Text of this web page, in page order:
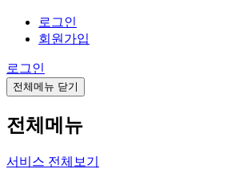
로그인
회원가입
로그인
전체메뉴 닫기
전체메뉴
서비스 전체보기